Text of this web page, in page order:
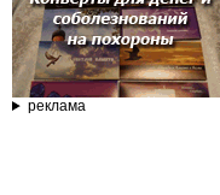
реклама